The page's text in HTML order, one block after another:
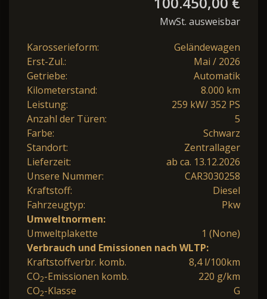
MwSt. ausweisbar
Karosserieform:
Geländewagen
Erst-Zul.:
Mai / 2026
Getriebe:
Automatik
Kilometerstand:
8.000 km
Leistung:
259 kW/ 352 PS
Anzahl der Türen:
5
Farbe:
Schwarz
Standort:
Zentrallager
Lieferzeit:
ab ca. 13.12.2026
Unsere Nummer:
CAR3030258
Kraftstoff:
Diesel
Fahrzeugtyp:
Pkw
Umweltnormen:
Umweltplakette
1 (None)
Verbrauch und Emissionen nach WLTP:
Kraftstoffverbr. komb.
8,4 l/100km
CO2-Emissionen komb.
220 g/km
CO2-Klasse G